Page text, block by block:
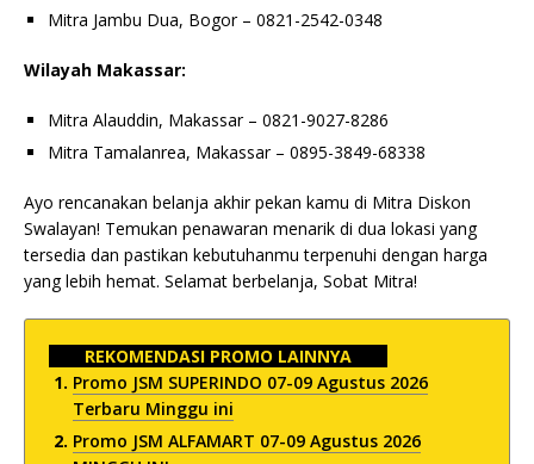
Mitra Jambu Dua, Bogor – 0821-2542-0348
Wilayah Makassar:
Mitra Alauddin, Makassar – 0821-9027-8286
Mitra Tamalanrea, Makassar – 0895-3849-68338
Ayo rencanakan belanja akhir pekan kamu di Mitra Diskon
Swalayan! Temukan penawaran menarik di dua lokasi yang
tersedia dan pastikan kebutuhanmu terpenuhi dengan harga
yang lebih hemat. Selamat berbelanja, Sobat Mitra!
REKOMENDASI PROMO LAINNYA
Promo JSM SUPERINDO 07-09 Agustus 2026
Terbaru Minggu ini
Promo JSM ALFAMART 07-09 Agustus 2026